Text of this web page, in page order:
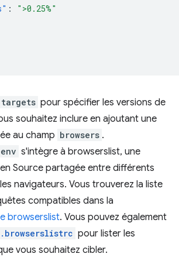
:
">0.25%"
targets pour spécifier les versions de
souhaitez inclure en ajoutant une
au champ browsers .
s'intègre à browserslist, une
Source partagée entre différents
navigateurs. Vous trouverez la liste
compatibles dans la
browserslist. Vous pouvez également
.browserslistrc pour lister les
vous souhaitez cibler.